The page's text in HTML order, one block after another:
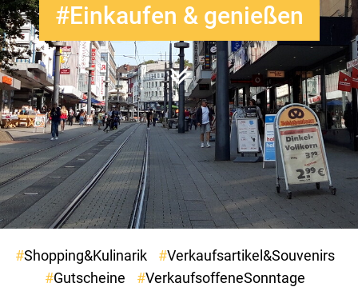
Einkaufen & genießen
Shopping&Kulinarik
Verkaufsartikel&Souvenirs
Gutscheine
VerkaufsoffeneSonntage